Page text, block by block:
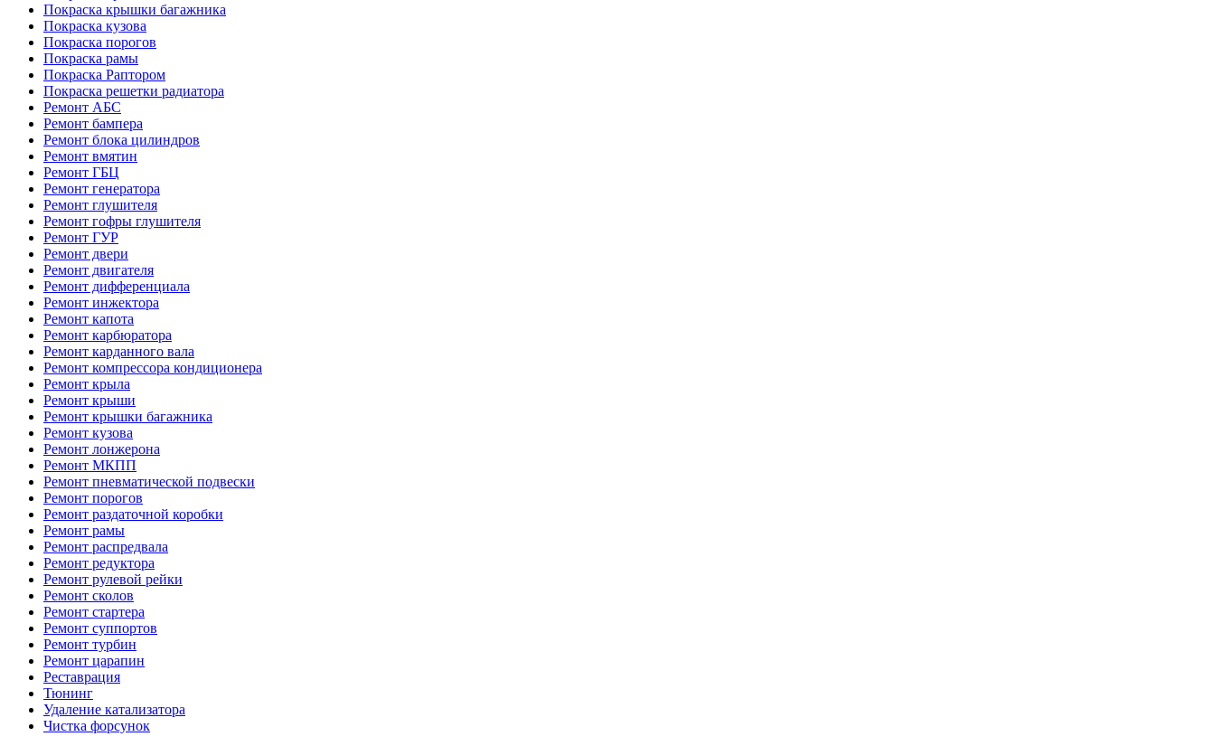
Покраска крышки багажника
Покраска кузова
Покраска порогов
Покраска рамы
Покраска Раптором
Покраска решетки радиатора
Ремонт АБС
Ремонт бампера
Ремонт блока цилиндров
Ремонт вмятин
Ремонт ГБЦ
Ремонт генератора
Ремонт глушителя
Ремонт гофры глушителя
Ремонт ГУР
Ремонт двери
Ремонт двигателя
Ремонт дифференциала
Ремонт инжектора
Ремонт капота
Ремонт карбюратора
Ремонт карданного вала
Ремонт компрессора кондиционера
Ремонт крыла
Ремонт крыши
Ремонт крышки багажника
Ремонт кузова
Ремонт лонжерона
Ремонт МКПП
Ремонт пневматической подвески
Ремонт порогов
Ремонт раздаточной коробки
Ремонт рамы
Ремонт распредвала
Ремонт редуктора
Ремонт рулевой рейки
Ремонт сколов
Ремонт стартера
Ремонт суппортов
Ремонт турбин
Ремонт царапин
Реставрация
Тюнинг
Удаление катализатора
Чистка форсунок